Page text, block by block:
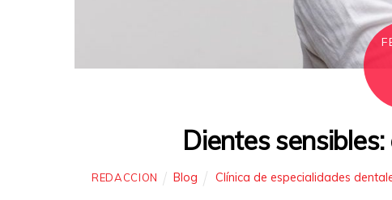
Dientes
REDACCION Blog Clínica de especialidades